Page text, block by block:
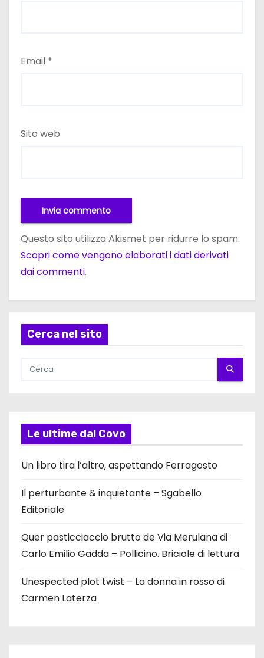
Email *
Sito web
Questo sito utilizza Akismet per ridurre lo spam.
Scopri come vengono elaborati i dati derivati
dai commenti.
Cerca nel sito
Le ultime dal Covo
Un libro tira l’altro, aspettando Ferragosto
Il perturbante & inquietante – Sgabello
Editoriale
Quer pasticciaccio brutto de Via Merulana di
Carlo Emilio Gadda – Pollicino. Briciole di lettura
Unespected plot twist – La donna in rosso di
Carmen Laterza